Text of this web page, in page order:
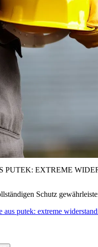
PUTEK: EXTREME
Schutz
aus putek: extreme